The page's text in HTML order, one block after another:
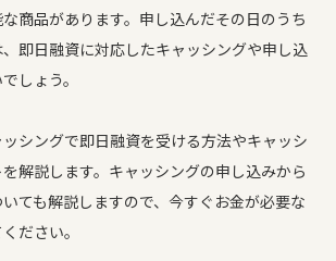
商品があります。申し込んだその日のうち
即日融資に対応したキャッシングや申し込
しょう。
シングで即日融資を受ける方法やキャッシ
解説します。キャッシングの申し込みから
ても解説しますので、今すぐお金が必要な
ださい。